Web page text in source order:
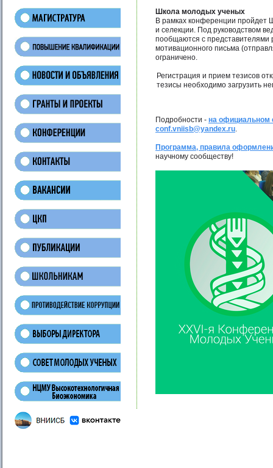
Школа молодых ученых
В рамках конференции пройдет
и селекции. Под руководством
пообщаются с представителями
мотивационного письма
ограничено.
Регистрация и прием тезисов
тезисы необходимо загрузить
Подробности - на
conf.vniisb@yandex.ru.
Программа, правила
научному сообществу!